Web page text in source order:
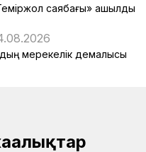
саябағы» ашылды
мерекелік демалысы